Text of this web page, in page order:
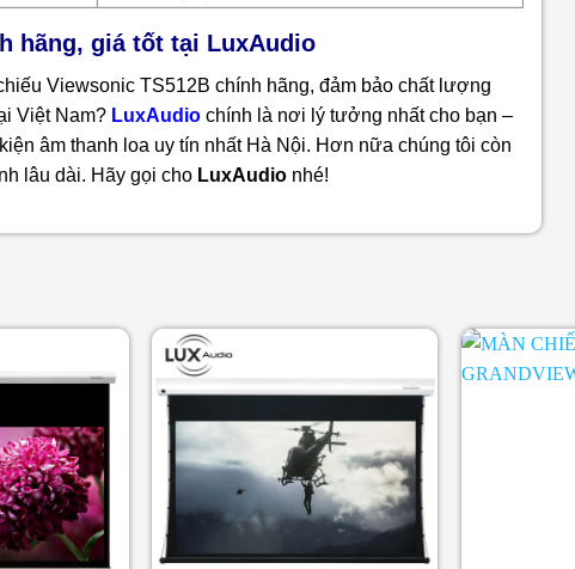
hãng, giá tốt tại LuxAudio
Viewsonic TS512B chính hãng, đảm bảo chất lượng
Việt Nam? LuxAudiochính là nơi lý tưởng nhất cho bạn –
âm thanh loa uy tín nhất Hà Nội. Hơn nữa chúng tôi còn
lâu dài. Hãy gọi cho LuxAudionhé!